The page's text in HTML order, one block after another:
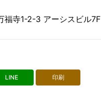
福寺1-2-3 アーシスビル7F
LINE 印刷